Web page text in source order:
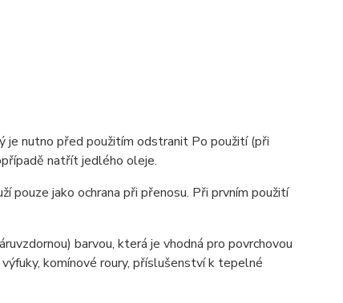
je nutno před použitím odstranit Po použití (při
natřít jedlého oleje.
pouze jako ochrana při přenosu. Při prvním použití
barvou, která je vhodná pro povrchovou
komínové roury, příslušenství k tepelné